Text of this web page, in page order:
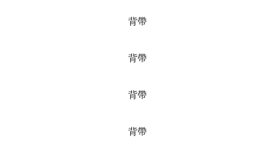
背帶
背帶
背帶
背帶